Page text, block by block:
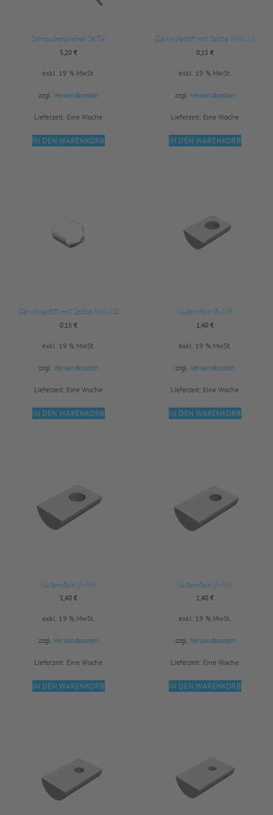
Schraubendreher SKT4
5,20 €
exkl. 19 % MwSt.
zzgl. Versandkosten
Lieferzeit: Eine Woche
IN DEN WARENKORB
Gewindestift mit Spitze M8x16
0,15 €
exkl. 19 % MwSt.
zzgl. Versandkosten
Lieferzeit: Eine Woche
IN DEN WARENKORB
Gewindestift mit Spitze M8x10
0,15 €
exkl. 19 % MwSt.
zzgl. Versandkosten
Lieferzeit: Eine Woche
IN DEN WARENKORB
Nutenstein 5-M5
1,40 €
exkl. 19 % MwSt.
zzgl. Versandkosten
Lieferzeit: Eine Woche
IN DEN WARENKORB
Nutenstein 8-M8
1,40 €
exkl. 19 % MwSt.
zzgl. Versandkosten
Lieferzeit: Eine Woche
IN DEN WARENKORB
Nutenstein 8-M6
1,40 €
exkl. 19 % MwSt.
zzgl. Versandkosten
Lieferzeit: Eine Woche
IN DEN WARENKORB